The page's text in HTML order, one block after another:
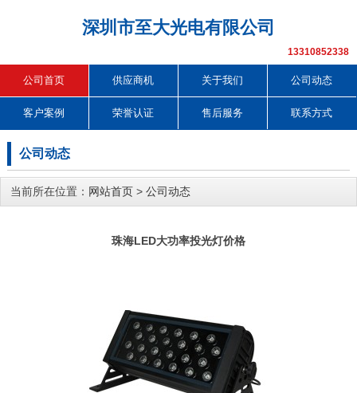
深圳市至大光电有限公司
13310852338
公司首页 供应商机 关于我们 公司动态
客户案例 荣誉认证 售后服务 联系方式
公司动态
当前所在位置： 网站首页 > 公司动态
珠海LED大功率投光灯价格